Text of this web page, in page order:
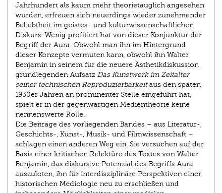
Jahrhundert als kaum mehr theorietauglich angesehen
wurden, erfreuen sich neuerdings wieder zunehmender
Beliebtheit im geistes- und kulturwissenschaftlichen
Diskurs. Wenig profitiert hat von dieser Konjunktur der
Begriff der Aura. Obwohl man ihn im Hintergrund
dieser Konzepte vermuten kann, obwohl ihn Walter
Benjamin in seinem für die neuere Ästhetikdiskussion
grundlegenden Aufsatz Das Kunstwerk im Zeitalter
seiner technischen Reproduzierbarkeitaus den späten
1930er Jahren an prominenter Stelle eingeführt hat,
spielt er in der gegenwärtigen Medientheorie keine
nennenswerte Rolle.
Die Beiträge des vorliegenden Bandes – aus Literatur-,
Geschichts-, Kunst-, Musik- und Filmwissenschaft –
schlagen einen anderen Weg ein. Sie versuchen auf der
Basis einer kritischen Relektüre des Textes von Walter
Benjamin, das diskursive Potenzial des Begriffs Aura
auszuloten, ihn für interdisziplinäre Perspektiven einer
historischen Mediologie neu zu erschließen und